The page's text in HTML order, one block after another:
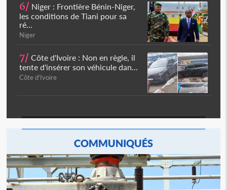
6/ Niger : Frontière Bénin-Niger,
les conditions de Tiani pour sa
ré...
Niger
7/ Côte d'Ivoire : Non en règle, il
tente d'insérer son véhicule dan...
Côte d'Ivoire
COMMUNIQUÉS